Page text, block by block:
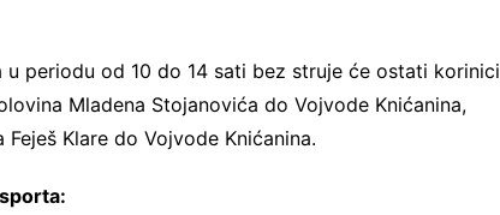
periodu od 10 do 14 sati bez struje će ostati korinici
Mladena Stojanovića do Vojvode Knićanina,
Klare do Vojvode Knićanina.